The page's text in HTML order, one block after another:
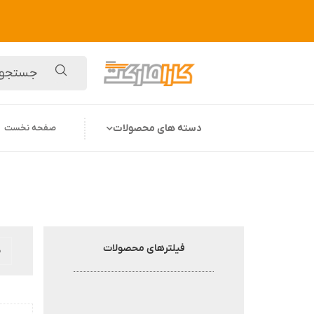
دسته های محصولات صفحه نخست
فیلترهای محصولات